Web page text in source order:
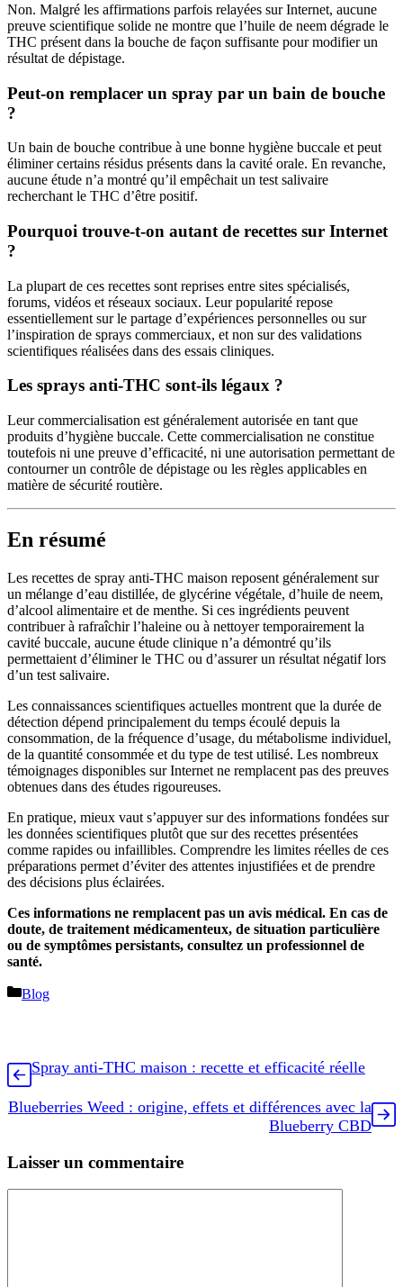
Non. Malgré les affirmations parfois relayées sur Internet, aucune
preuve scientifique solide ne montre que l’huile de neem dégrade le
THC présent dans la bouche de façon suffisante pour modifier un
résultat de dépistage.
Peut-on remplacer un spray par un bain de bouche
?
Un bain de bouche contribue à une bonne hygiène buccale et peut
éliminer certains résidus présents dans la cavité orale. En revanche,
aucune étude n’a montré qu’il empêchait un test salivaire
recherchant le THC d’être positif.
Pourquoi trouve-t-on autant de recettes sur Internet
?
La plupart de ces recettes sont reprises entre sites spécialisés,
forums, vidéos et réseaux sociaux. Leur popularité repose
essentiellement sur le partage d’expériences personnelles ou sur
l’inspiration de sprays commerciaux, et non sur des validations
scientifiques réalisées dans des essais cliniques.
Les sprays anti-THC sont-ils légaux ?
Leur commercialisation est généralement autorisée en tant que
produits d’hygiène buccale. Cette commercialisation ne constitue
toutefois ni une preuve d’efficacité, ni une autorisation permettant de
contourner un contrôle de dépistage ou les règles applicables en
matière de sécurité routière.
En résumé
Les recettes de spray anti-THC maison reposent généralement sur
un mélange d’eau distillée, de glycérine végétale, d’huile de neem,
d’alcool alimentaire et de menthe. Si ces ingrédients peuvent
contribuer à rafraîchir l’haleine ou à nettoyer temporairement la
cavité buccale, aucune étude clinique n’a démontré qu’ils
permettaient d’éliminer le THC ou d’assurer un résultat négatif lors
d’un test salivaire.
Les connaissances scientifiques actuelles montrent que la durée de
détection dépend principalement du temps écoulé depuis la
consommation, de la fréquence d’usage, du métabolisme individuel,
de la quantité consommée et du type de test utilisé. Les nombreux
témoignages disponibles sur Internet ne remplacent pas des preuves
obtenues dans des études rigoureuses.
En pratique, mieux vaut s’appuyer sur des informations fondées sur
les données scientifiques plutôt que sur des recettes présentées
comme rapides ou infaillibles. Comprendre les limites réelles de ces
préparations permet d’éviter des attentes injustifiées et de prendre
des décisions plus éclairées.
Ces informations ne remplacent pas un avis médical. En cas de
doute, de traitement médicamenteux, de situation particulière
ou de symptômes persistants, consultez un professionnel de
santé.
Catégories
Blog
Spray anti-THC maison : recette et efficacité réelle
Blueberries Weed : origine, effets et différences avec la
Blueberry CBD
Laisser un commentaire